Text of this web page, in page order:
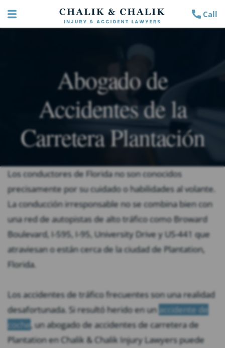
Call
Abogado de
Accidentes de la
Carretera Plantación
Los conductores de Florida no son conocidos
precisamente por su cuidado o habilidades al volante.
La conducción irresponsable no se combina bien con
una red de autopistas de alto tráfico como Broward
Boulevard, I-595, I-95, University Drive y US-441 que
atraviesan o están cerca de la ciudad de Plantation,
Florida.
Los accidentes de tráfico frecuentes son una realidad
desafortunada. Si resultó herido en un accidente de
coche, un abogado de accidentes de carretera de
Plantation en Chalik & Chalik Injury Lawyers puede